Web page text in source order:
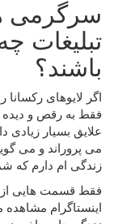
سرگرمی
تبلیغات
باشند؟
اگر لایوهای رکسانا
فقط به رقص و دیده
علایق بسیار زیادی
می‌ پروراند و می‌
زندگی ام دارم که
فقط قسمت هایی از
اینستاگرام